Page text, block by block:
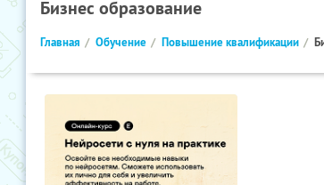
Бизнес образование
Главная Обучение Повышение квалификации